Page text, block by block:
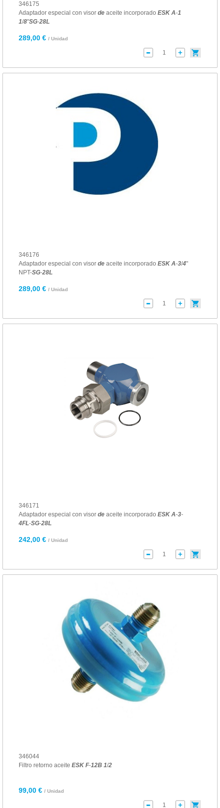
346175
Adaptador especial con visor deaceite incorporado ESK A-1
1/8"SG-28L
289,00 € / Unidad
346176
Adaptador especial con visor deaceite incorporado ESK A-3/4"
NPT-SG-28L
289,00 € / Unidad
346171
Adaptador especial con visor deaceite incorporado ESK A-3-
4FL-SG-28L
242,00 € / Unidad
346044
Filtro retorno aceite ESK F-12B 1/2
99,00 € / Unidad